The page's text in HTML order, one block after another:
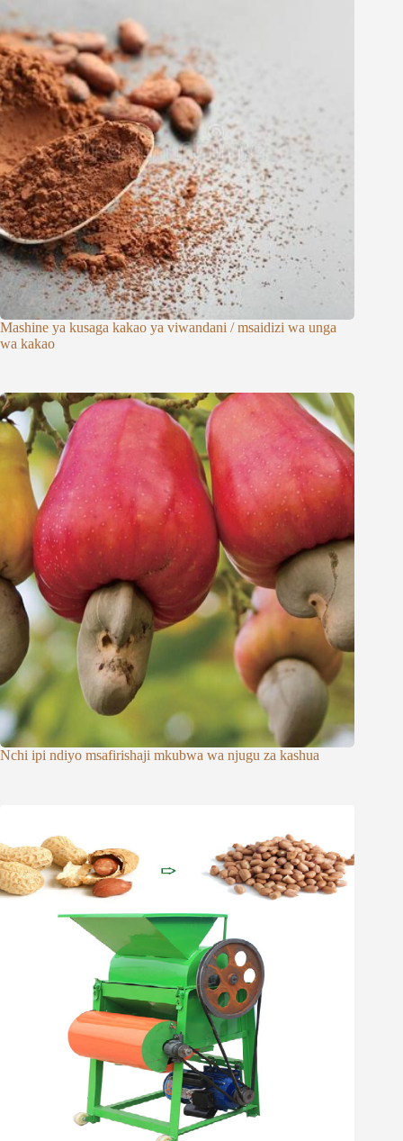
Mashine ya kusaga kakao ya viwandani / msaidizi wa unga
wa kakao
Nchi ipi ndiyo msafirishaji mkubwa wa njugu za kashua